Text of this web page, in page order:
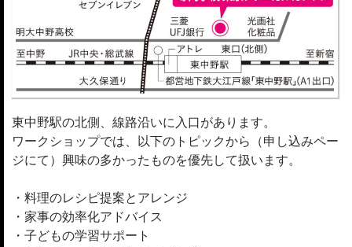
東中野駅の北側、線路沿いに入口があります。
ワークショップでは、以下のトピックから（申し込みペー
ジにて）興味の多かったものを優先して扱います。
・料理のレシピ提案とアレンジ
・家事の効率化アドバイス
・子どもの学習サポート